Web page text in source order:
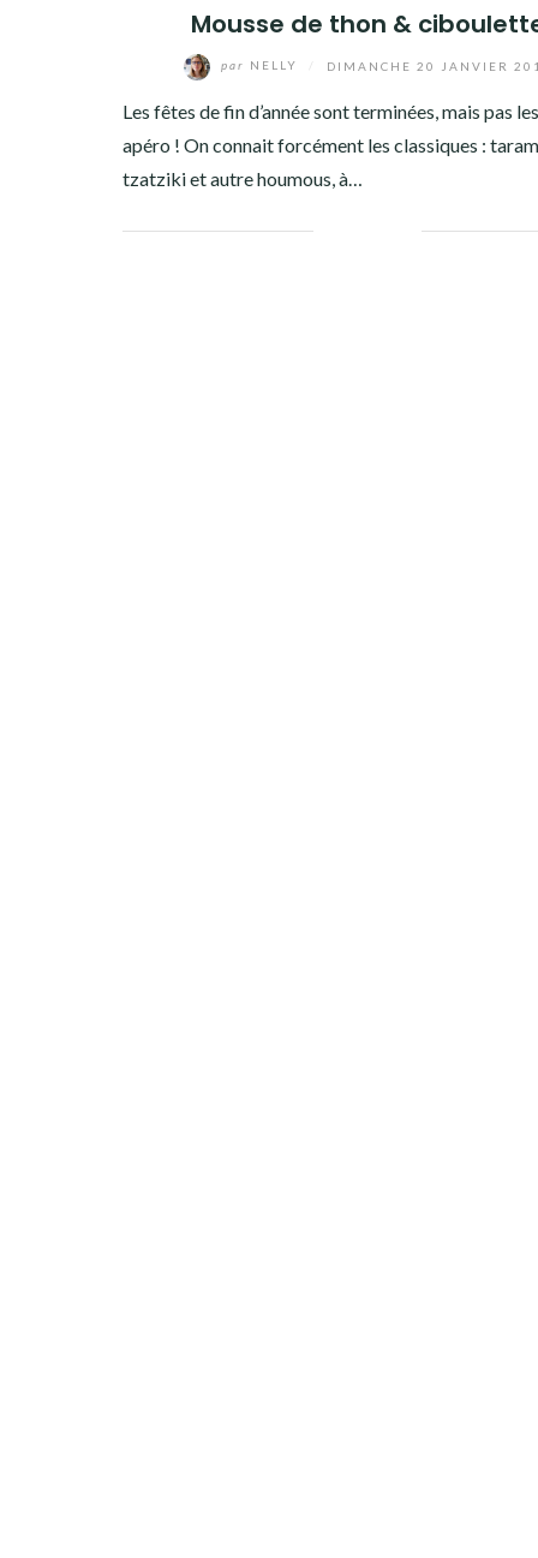
Mousse de thon &
par NELLY DIMANCHE 20 JANVIER
Les fêtes de fin d’année sont terminées, mais pas
apéro ! On connait forcément les classiques :
tzatziki et autre houmous, à…